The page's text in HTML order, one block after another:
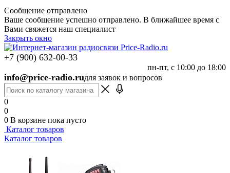
Сообщение отправлено
Ваше сообщение успешно отправлено. В ближайшее время с
Вами свяжется наш специалист
Закрыть окно
+7 (900) 632-00-33
пн-пт, с 10:00 до 18:00
info@price-radio.ruдля заявок и вопросов
0
0
0 В корзине пока пусто
Каталог товаров
Каталог товаров